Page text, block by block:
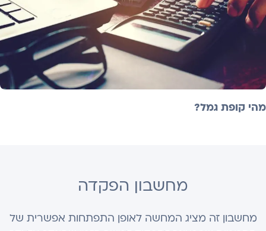
מהי קופת גמל?
מחשבון הפקדה
מחשבון זה מציג המחשה לאופן התפתחות אפשרית של